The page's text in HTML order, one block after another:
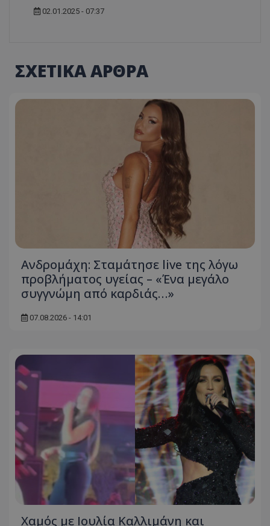
02.01.2025 - 07:37
ΣΧΕΤΙΚΑ ΑΡΘΡΑ
Ανδρομάχη: Σταμάτησε live της λόγω
προβλήματος υγείας – «Ένα μεγάλο
συγγνώμη από καρδιάς…»
07.08.2026 - 14:01
Χαμός με Ιουλία Καλλιμάνη και